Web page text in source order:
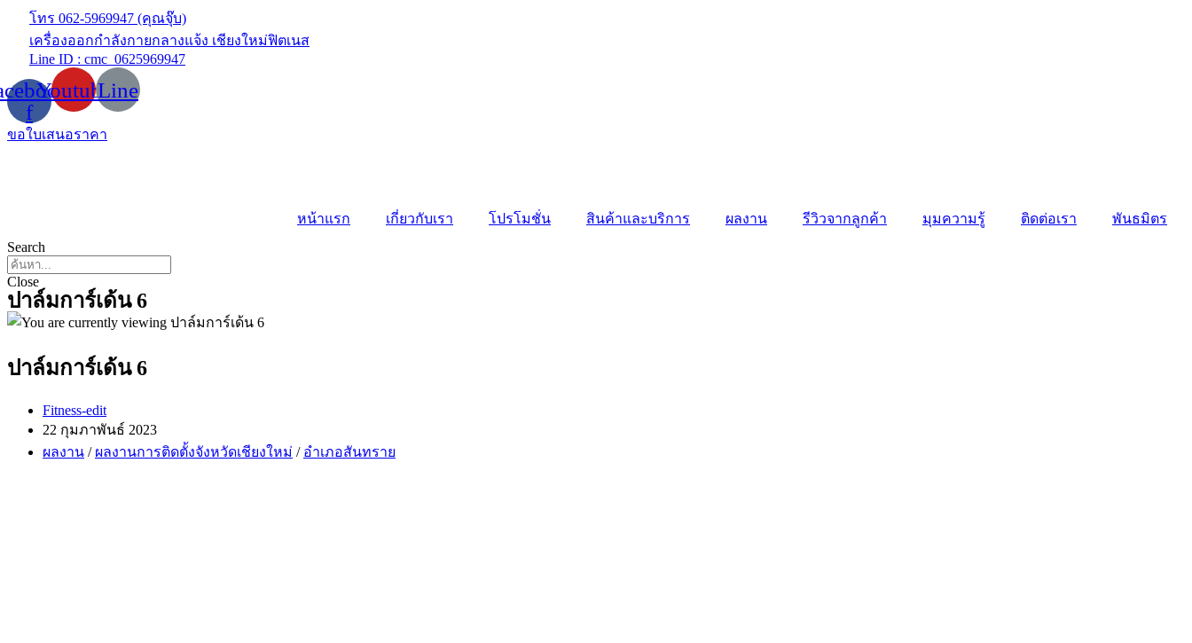
Skip
content
โทร 062-5969947 (คุณจุ๊บ)
เครื่องออกกำลังกายกลางแจ้ง เชียงใหม่ฟิตเนส
Line ID : cmc_0625969947
f
YoutubeLine
ขอใบเสนอราคา
หน้าแรก เกี่ยวกับเรา โปรโมชั่น สินค้าและบริการ ผลงาน รีวิวจากลูกค้า มุมความรู้ ติดต่อเรา
พันธมิตร
Search
Close
ปาล์มการ์เด้น 6
ปาล์มการ์เด้น 6
Post
author:
Fitness-edit
Post
published:
22 กุมภาพันธ์ 2023
Post
category:
ผลงาน / ผลงานการติดตั้งจังหวัดเชียงใหม่ / อำเภอสันทราย